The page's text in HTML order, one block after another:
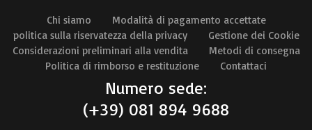
Chi siamo
Modalità di pagamento accettate
politica sulla riservatezza della privacy
Gestione dei Cookie
Considerazioni preliminari alla vendita
Metodi di consegna
Politica di rimborso e restituzione
Contattaci
Numero sede:
(+39) 081 894 9688